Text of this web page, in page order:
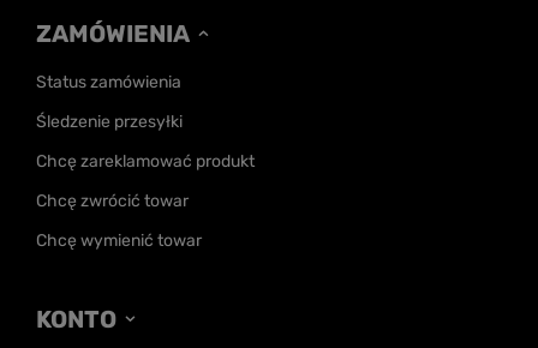
ZAMÓWIENIA
Status zamówienia
Śledzenie przesyłki
Chcę zareklamować produkt
Chcę zwrócić towar
Chcę wymienić towar
KONTO